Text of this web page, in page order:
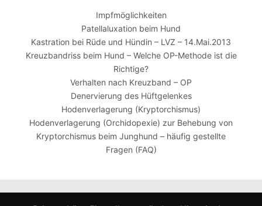
Impfmöglichkeiten
Patellaluxation beim Hund
Kastration bei Rüde und Hündin – LVZ – 14.Mai.2013
Kreuzbandriss beim Hund – Welche OP-Methode ist die
Richtige?
Verhalten nach Kreuzband – OP
Denervierung des Hüftgelenkes
Hodenverlagerung (Kryptorchismus)
Hodenverlagerung (Orchidopexie) zur Behebung von
Kryptorchismus beim Junghund – häufig gestellte
Fragen (FAQ)